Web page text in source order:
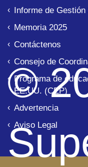
Informe de
Memoria 2025
Contáctenos
Consejo de
Programa de
EE.UU. (CEP)
Advertencia
Aviso Legal
©